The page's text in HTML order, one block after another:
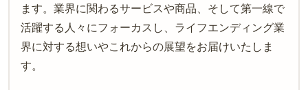
ます。業界に関わるサービスや商品、そして第一線で
活躍する人々にフォーカスし、ライフエンディング業
界に対する想いやこれからの展望をお届けいたしま
す。